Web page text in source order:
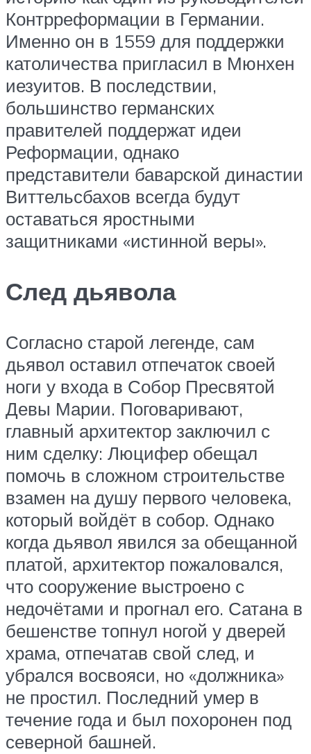
Контрреформации в Германии.
Именно он в 1559 для поддержки
католичества пригласил в Мюнхен
иезуитов. В последствии,
большинство германских
правителей поддержат идеи
Реформации, однако
представители баварской династии
Виттельсбахов всегда будут
оставаться яростными
защитниками «истинной веры».
След дьявола
Согласно старой легенде, сам
дьявол оставил отпечаток своей
ноги у входа в Собор Пресвятой
Девы Марии. Поговаривают,
главный архитектор заключил с
ним сделку: Люцифер обещал
помочь в сложном строительстве
взамен на душу первого человека,
который войдёт в собор. Однако
когда дьявол явился за обещанной
платой, архитектор пожаловался,
что сооружение выстроено с
недочётами и прогнал его. Сатана в
бешенстве топнул ногой у дверей
храма, отпечатав свой след, и
убрался восвояси, но «должника»
не простил. Последний умер в
течение года и был похоронен под
северной башней.